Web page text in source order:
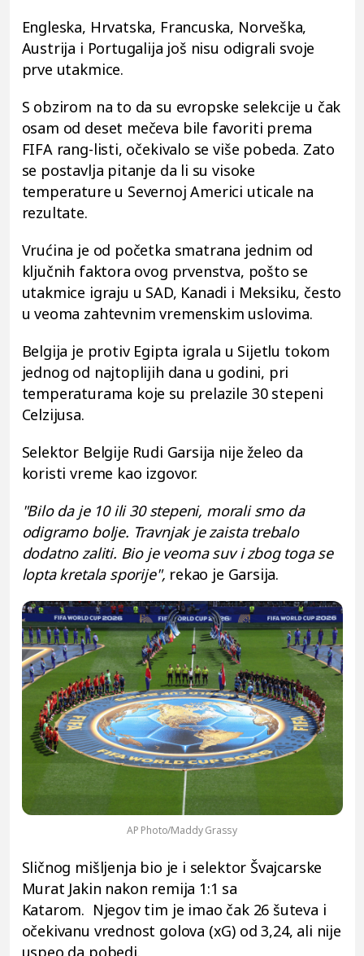
Engleska, Hrvatska, Francuska, Norveška,
Austrija i Portugalija još nisu odigrali svoje
prve utakmice.
S obzirom na to da su evropske selekcije u čak
osam od deset mečeva bile favoriti prema
FIFA rang-listi, očekivalo se više pobeda. Zato
se postavlja pitanje da li su visoke
temperature u Severnoj Americi uticale na
rezultate.
Vrućina je od početka smatrana jednim od
ključnih faktora ovog prvenstva, pošto se
utakmice igraju u SAD, Kanadi i Meksiku, često
u veoma zahtevnim vremenskim uslovima.
Belgija je protiv Egipta igrala u Sijetlu tokom
jednog od najtoplijih dana u godini, pri
temperaturama koje su prelazile 30 stepeni
Celzijusa.
Selektor Belgije Rudi Garsija nije želeo da
koristi vreme kao izgovor.
"Bilo da je 10 ili 30 stepeni, morali smo da
odigramo bolje. Travnjak je zaista trebalo
dodatno zaliti. Bio je veoma suv i zbog toga se
lopta kretala sporije", rekao je Garsija.
AP Photo/Maddy Grassy
Sličnog mišljenja bio je i selektor Švajcarske
Murat Jakin nakon remija 1:1 sa
Katarom. Njegov tim je imao čak 26 šuteva i
očekivanu vrednost golova (xG) od 3,24, ali nije